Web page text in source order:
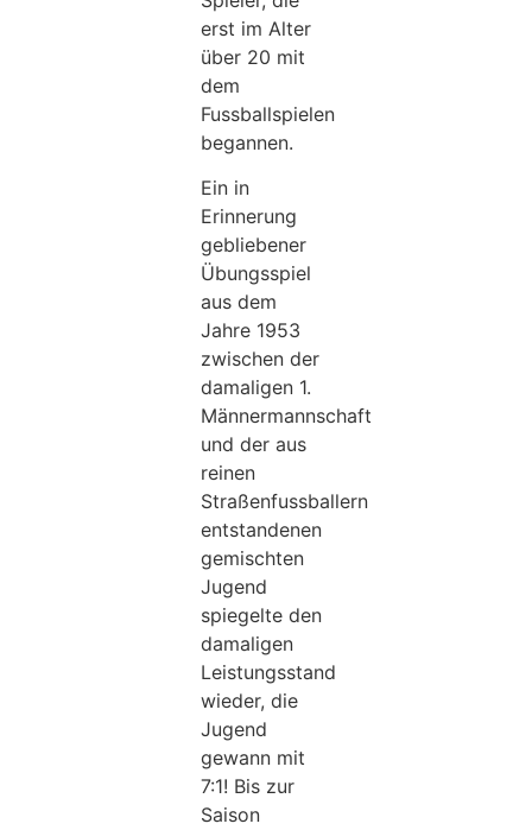
erst im Alter
über 20 mit
dem
Fussballspielen
begannen.
Ein in
Erinnerung
gebliebener
Übungsspiel
aus dem
Jahre 1953
zwischen der
damaligen 1.
Männermannschaft
und der aus
reinen
Straßenfussballern
entstandenen
gemischten
Jugend
spiegelte den
damaligen
Leistungsstand
wieder, die
Jugend
gewann mit
7:1! Bis zur
Saison